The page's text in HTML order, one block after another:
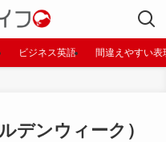
ビジネス英語 間違えやすい表
デンウィーク）